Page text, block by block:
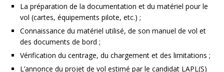
La préparation de la documentation et du matériel pour le
vol (cartes, équipements pilote, etc.) ;
Connaissance du matériel utilisé, de son manuel de vol et
des documents de bord ;
Vérification du centrage, du chargement et des limitations ;
L’annonce du projet de vol estimé par le candidat LAPL(S)